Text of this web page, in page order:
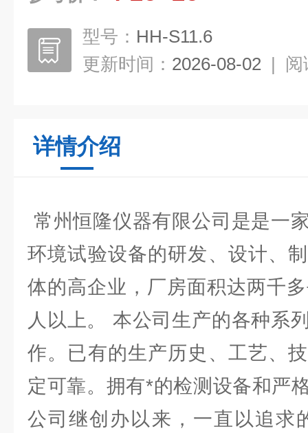
型号： HH-S11.6
更新时间： 2026-08-02 | 阅
详情介绍
常州恒隆仪器有限公司是是一
环境试验设备的研发、设计、
体的高企业，厂房面积达两千
人以上。 本公司生产的各种系
作。已有的生产历史、工艺、
定可靠。拥有*的检测设备和严
公司继创办以来，一直以追求